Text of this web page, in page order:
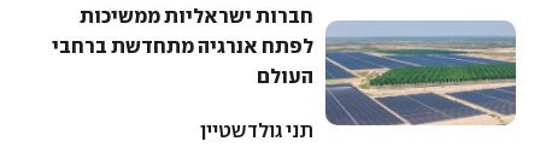
חברות ישראליות ממשיכות
לפתח אנרגיה מתחדשת ברחבי
העולם
תני גולדשטיין